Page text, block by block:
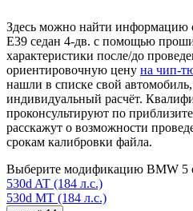
Здесь можно найти информацию
E39 седан 4-дв. с помощью
характеристики после/до
ориентировочную цену на чип-
нашли в списке свой
индивидуальный расчёт.
проконсультируют по
расскажут о возможности
срокам калибровки файла.
Выберите модификацию BMW 5
530d AT (184 л.с.)
530d MT (184 л.с.)